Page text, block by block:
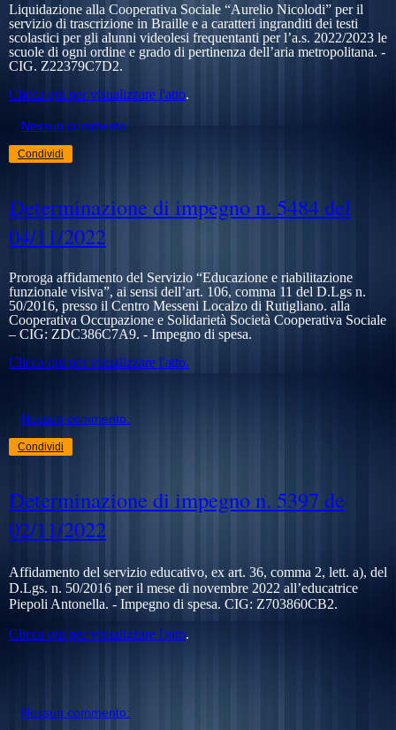
Liquidazione alla Cooperativa Sociale “Aurelio Nicolodi” per il
servizio di trascrizione in Braille e a caratteri ingranditi dei testi
scolastici per gli alunni videolesi frequentanti per l’a.s. 2022/2023 le
scuole di ogni ordine e grado di pertinenza dell’aria metropolitana. -
CIG. Z22379C7D2.
Clicca qui per visualizzare l'atto.
Nessun commento:
Condividi
Determinazione di impegno n. 5484 del
04/11/2022
Proroga affidamento del Servizio “Educazione e riabilitazione
funzionale visiva”, ai sensi dell’art. 106, comma 11 del D.Lgs n.
50/2016, presso il Centro Messeni Localzo di Rutigliano. alla
Cooperativa Occupazione e Solidarietà Società Cooperativa Sociale
– CIG: ZDC386C7A9. - Impegno di spesa.
Clicca qui per visualizzare l'atto.
Nessun commento:
Condividi
Determinazione di impegno n. 5397 de
02/11/2022
Affidamento del servizio educativo, ex art. 36, comma 2, lett. a), del
D.Lgs. n. 50/2016 per il mese di novembre 2022 all’educatrice
Piepoli Antonella. - Impegno di spesa. CIG: Z703860CB2.
Clicca qui per visualizzare l'atto.
Nessun commento: